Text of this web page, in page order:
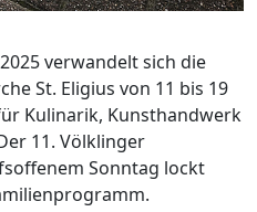
verwandelt sich die
St. Eligius von 11 bis 19
Kulinarik, Kunsthandwerk
11. Völklinger
Sonntag lockt